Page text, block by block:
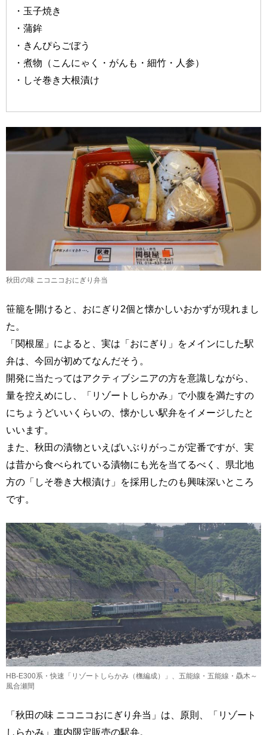
・玉子焼き
・蒲鉾
・きんぴらごぼう
・煮物（こんにゃく・がんも・細竹・人参）
・しそ巻き大根漬け
秋田の味 ニコニコおにぎり弁当
笹籠を開けると、おにぎり2個と懐かしいおかずが現れまし
た。
「関根屋」によると、実は「おにぎり」をメインにした駅
弁は、今回が初めてなんだそう。
開発に当たってはアクティブシニアの方を意識しながら、
量を控えめにし、「リゾートしらかみ」で小腹を満たすの
にちょうどいいくらいの、懐かしい駅弁をイメージしたと
いいます。
また、秋田の漬物といえばいぶりがっこが定番ですが、実
は昔から食べられている漬物にも光を当てるべく、県北地
方の「しそ巻き大根漬け」を採用したのも興味深いところ
です。
HB-E300系・快速「リゾートしらかみ（橅編成）」、五能線・五能線・驫木～
風合瀬間
「秋田の味 ニコニコおにぎり弁当」は、原則、「リゾート
しらかみ」車内限定販売の駅弁。